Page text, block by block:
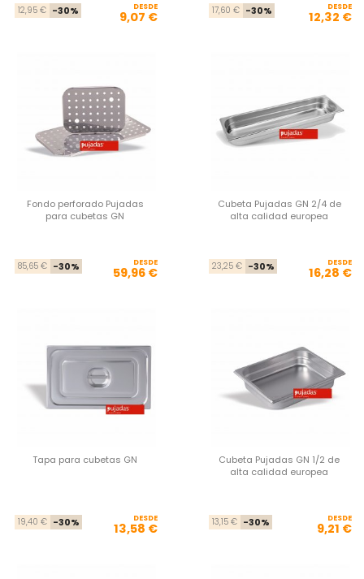
Precio base
12,95 € -30% Precio
DESDE
9,07 € 17,60 € -30% DESDE
12,32 €
Fondo perforado Pujadas
para cubetas GN
Precio base
85,65 € -30% Precio
DESDE
59,96 €
Cubeta Pujadas GN 2/4 de
alta calidad europea
23,25 € -30% DESDE
16,28 €
Tapa para cubetas GN
Precio base
19,40 € -30% Precio
DESDE
13,58 €
Cubeta Pujadas GN 1/2 de
alta calidad europea
13,15 € -30% DESDE
9,21 €